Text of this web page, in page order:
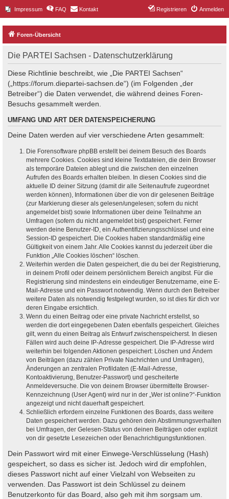
Impressum FAQ Kontakt Anmelden
Registrieren
Foren-Übersicht
Die PARTEI Sachsen - Datenschutzerklärung
Diese Richtlinie beschreibt, wie „Die PARTEI Sachsen“
(„https://forum.diepartei-sachsen.de“) (im Folgenden „der
Betreiber“) die Daten verwendet, die während deines Foren-
Besuchs gesammelt werden.
UMFANG UND ART DER DATENSPEICHERUNG
Deine Daten werden auf vier verschiedene Arten gesammelt:
Die Forensoftware phpBB erstellt bei deinem Besuch des Boards
mehrere Cookies. Cookies sind kleine Textdateien, die dein Browser
als temporäre Dateien ablegt und die zwischen den einzelnen
Aufrufen des Boards erhalten bleiben. In diesen Cookies sind die
aktuelle ID deiner Sitzung (damit dir alle Seitenaufrufe zugeordnet
werden können), Informationen über die von dir gelesenen Beiträge
(zur Markierung dieser als gelesen/ungelesen; sofern du nicht
angemeldet bist) sowie Informationen über deine Teilnahme an
Umfragen (sofern du nicht angemeldet bist) gespeichert. Ferner
werden deine Benutzer-ID, ein Authentifizierungsschlüssel und eine
Session-ID gespeichert. Die Cookies haben standardmäßig eine
Gültigkeit von einem Jahr. Alle Cookies kannst du jederzeit über die
Funktion „Alle Cookies löschen“ löschen.
Weiterhin werden die Daten gespeichert, die du bei der Registrierung,
in deinem Profil oder deinem persönlichem Bereich angibst. Für die
Registrierung sind mindestens ein eindeutiger Benutzername, eine E-
Mail-Adresse und ein Passwort notwendig. Wenn durch den Betreiber
weitere Daten als notwendig festgelegt wurden, so ist dies für dich vor
deren Eingabe ersichtlich.
Wenn du einen Beitrag oder eine private Nachricht erstellst, so
werden die dort eingegebenen Daten ebenfalls gespeichert. Gleiches
gilt, wenn du einen Beitrag als Entwurf zwischenspeicherst. In diesen
Fällen wird auch deine IP-Adresse gespeichert. Die IP-Adresse wird
weiterhin bei folgenden Aktionen gespeichert: Löschen und Ändern
von Beiträgen (dazu zählen Private Nachrichten und Umfragen),
Änderungen an zentralen Profildaten (E-Mail-Adresse,
Kontoaktivierung, Benutzer-Passwort) und gescheiterte
Anmeldeversuche. Die von deinem Browser übermittelte Browser-
Kennzeichnung (User Agent) wird nur in der „Wer ist online?“-Funktion
angezeigt und nicht dauerhaft gespeichert.
Schließlich erfordern einzelne Funktionen des Boards, dass weitere
Daten gespeichert werden. Dazu gehören dein Abstimmungsverhalten
bei Umfragen, der Gelesen-Status von deinen Beiträgen oder explizit
von dir gesetzte Lesezeichen oder Benachrichtigungsfunktionen.
Dein Passwort wird mit einer Einwege-Verschlüsselung (Hash)
gespeichert, so dass es sicher ist. Jedoch wird dir empfohlen,
dieses Passwort nicht auf einer Vielzahl von Webseiten zu
verwenden. Das Passwort ist dein Schlüssel zu deinem
Benutzerkonto für das Board, also geh mit ihm sorgsam um.